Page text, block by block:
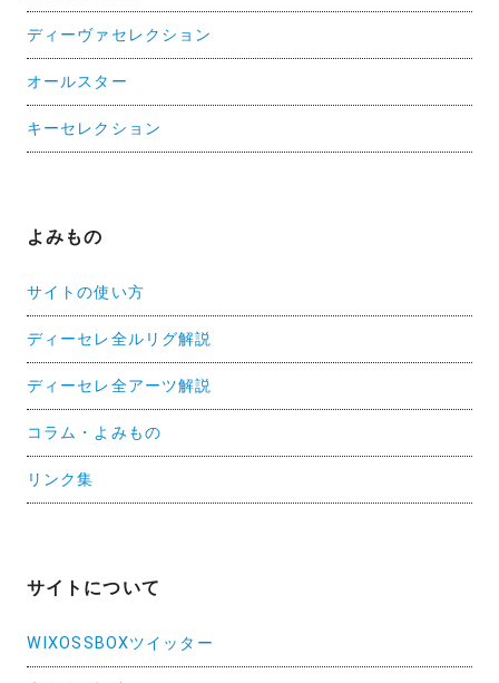
ディーヴァセレクション
オールスター
キーセレクション
よみもの
サイトの使い方
ディーセレ全ルリグ解説
ディーセレ全アーツ解説
コラム・よみもの
リンク集
サイトについて
WIXOSSBOXツイッター